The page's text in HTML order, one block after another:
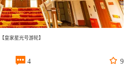
【皇家星光号游轮】
 4  9